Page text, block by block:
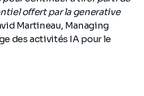
offert par la generative
Martineau, Managing
des activités IA pour le